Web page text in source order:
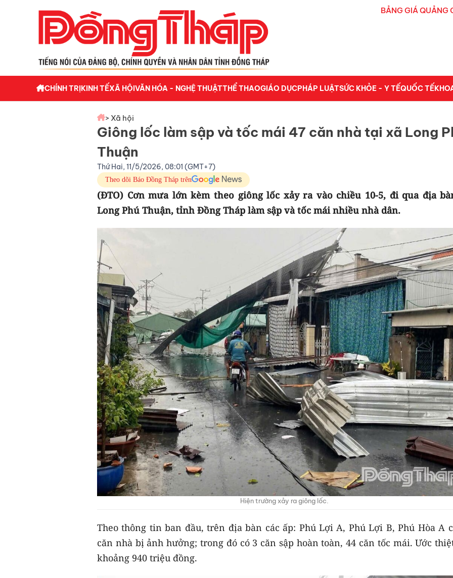
BẢNG GIÁ QUẢNG
CHÍNH TRỊKINH TẾXÃ HỘIVĂN HÓA - NGHỆ THUẬTTHỂ THAOGIÁO DỤCPHÁP LUẬTSỨC KHỎE - Y TẾQUỐC TẾ
> Xã hội
Giông lốc làm sập và tốc mái 47 căn nhà tại xã Long
Thuận
Thứ Hai, 11/5/2026, 08:01 (GMT+7)
Theo dõi Báo Đồng Tháp trên
(ĐTO) Cơn mưa lớn kèm theo giông lốc xảy ra vào chiều 10-5, đi qua địa
Long Phú Thuận, tỉnh Đồng Tháp làm sập và tốc mái nhiều nhà dân.
Hiện trường xảy ra giông lốc.
Theo thông tin ban đầu, trên địa bàn các ấp: Phú Lợi A, Phú Lợi B, Phú Hòa A
căn nhà bị ảnh hưởng; trong đó có 3 căn sập hoàn toàn, 44 căn tốc mái. Ước
khoảng 940 triệu đồng.